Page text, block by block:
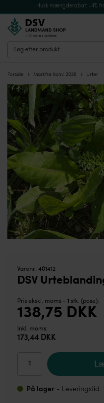
Husk mængderabat: -4%
Forside › Markfrø Konv. 2026 › Urter
Varenr: 401412
DSV
Pris ekskl. moms - 1 stk. (pose):
138,75 DKK
Inkl. moms:
173,44 DKK
På lager - Leveringstid: